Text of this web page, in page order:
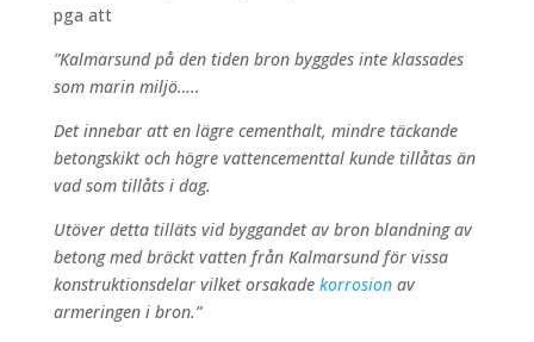
pga att
”Kalmarsund på den tiden bron byggdes inte klassades
som marin miljö…..
Det innebar att en lägre cementhalt, mindre täckande
betongskikt och högre vattencementtal kunde tillåtas än
vad som tillåts i dag.
Utöver detta tilläts vid byggandet av bron blandning av
betong med bräckt vatten från Kalmarsund för vissa
konstruktionsdelar vilket orsakade korrosionav
armeringen i bron.”